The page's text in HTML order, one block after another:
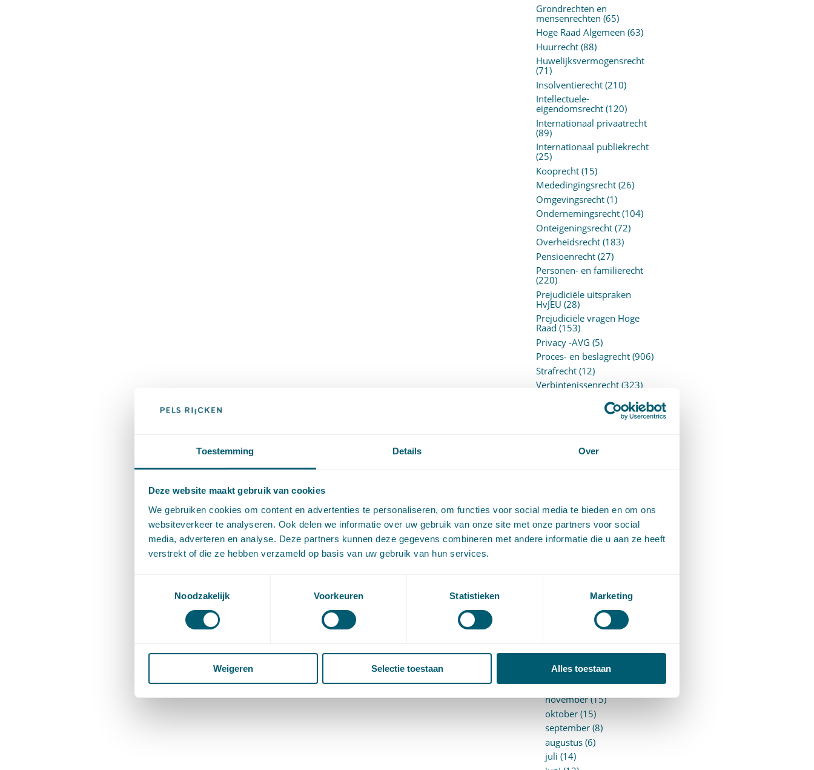
Toestemming Details Over
Deze website maakt gebruik van cookies
We gebruiken cookies om content en advertenties te personaliseren, om functies voor social media te bieden en om ons
websiteverkeer te analyseren. Ook delen we informatie over uw gebruik van onze site met onze partners voor social
media, adverteren en analyse. Deze partners kunnen deze gegevens combineren met andere informatie die u aan ze heeft
verstrekt of die ze hebben verzameld op basis van uw gebruik van hun services.
Noodzakelijk
Voorkeuren Statistieken Marketing
Weigeren Selectie toestaan Alles toestaan
Grondrechten en
mensenrechten (65)
Hoge Raad Algemeen (63)
Huurrecht(88)
Huwelijksvermogensrecht
(71)
Insolventierecht(210)
Intellectuele-
eigendomsrecht(120)
Internationaal privaatrecht
(89)
Internationaal publiekrecht
(25)
Kooprecht(15)
Mededingingsrecht(26)
Omgevingsrecht(1)
Ondernemingsrecht(104)
Onteigeningsrecht(72)
Overheidsrecht(183)
Pensioenrecht(27)
Personen- en familierecht
(220)
Prejudiciële uitspraken
HvJEU (28)
Prejudiciële vragen Hoge
Raad (153)
Privacy -AVG (5)
Proces- en beslagrecht(906)
Strafrecht(12)
Verbintenissenrecht(323)
Vermogensrecht algemeen
Wetgeving
ARCHIEF
2025 (153)
december (15)
november (15)
oktober (15)
september (8)
augustus (6)
juli (14)